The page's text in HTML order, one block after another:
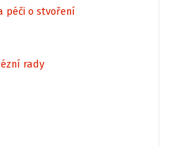
péči o stvoření
rady